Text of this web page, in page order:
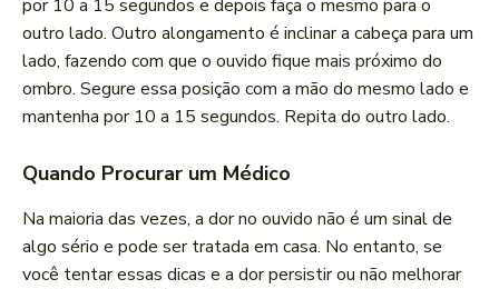
por 10 a 15 segundos e depois faça o mesmo para o
outro lado. Outro alongamento é inclinar a cabeça para um
lado, fazendo com que o ouvido fique mais próximo do
ombro. Segure essa posição com a mão do mesmo lado e
mantenha por 10 a 15 segundos. Repita do outro lado.
Quando Procurar um Médico
Na maioria das vezes, a dor no ouvido não é um sinal de
algo sério e pode ser tratada em casa. No entanto, se
você tentar essas dicas e a dor persistir ou não melhorar